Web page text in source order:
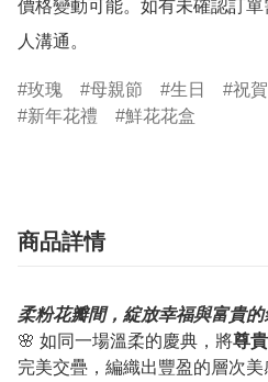
價格變動可能。如有未確認訂
人溝通。
玫瑰 母親節 生日 祝賀
新年花禮
鮮花花盒
商品詳情
柔粉花瓣間，綻放幸福與富貴的
🌸 如同一場溫柔的慶典，將尊
完美交疊，編織出豐盈的層次